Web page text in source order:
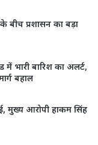
बीच प्रशासन का बड़ा
भारी बारिश का अलर्ट,
बहाल
मुख्य आरोपी हाकम सिंह